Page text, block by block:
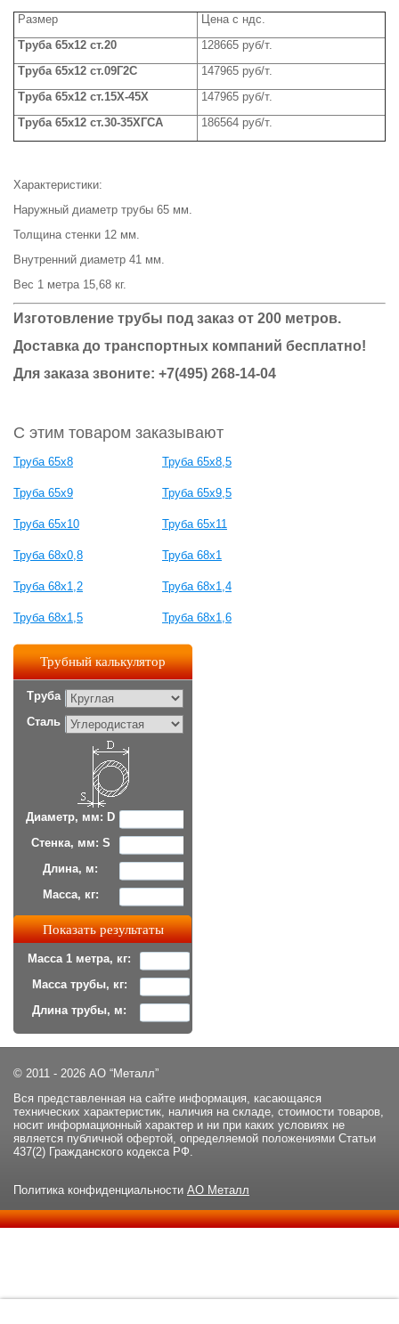
Размер
Цена с ндс.
Труба 65x12 ст.20
128665 руб/т.
Труба 65x12 ст.09Г2С
147965 руб/т.
Труба 65x12 ст.15Х-45Х
147965 руб/т.
Труба 65x12 ст.30-35ХГСА 186564 руб/т.
Характеристики:
Наружный диаметр трубы 65 мм.
Толщина стенки 12 мм.
Внутренний диаметр 41 мм.
Вес 1 метра 15,68 кг.
Изготовление трубы под заказ от 200 метров.
Доставка до транспортных компаний бесплатно!
Для заказа звоните: +7(495) 268-14-04
С этим товаром заказывают
Труба 65x8 Труба 65x8,5
Труба 65x9 Труба 65x9,5
Труба 65x10 Труба 65x11
Труба 68x0,8 Труба 68x1
Труба 68x1,2 Труба 68x1,4
Труба 68x1,5 Труба 68x1,6
Трубный калькулятор
Труба
Сталь
Диаметр, мм: D
Стенка, мм: S
Длина, м:
Масса, кг:
Масса 1 метра, кг:
Масса трубы, кг:
Длина трубы, м:
© 2011 - 2026 АО “Металл”
Вся представленная на сайте информация, касающаяся
технических характеристик, наличия на складе, стоимости товаров,
носит информационный характер и ни при каких условиях не
является публичной офертой, определяемой положениями Статьи
437(2) Гражданского кодекса РФ.
Политика конфиденциальности АО Металл